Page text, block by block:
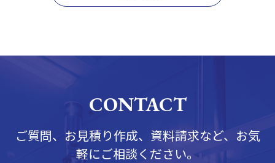
CONTACT
ご質問、お見積り作成、資料請求など、お気
軽にご相談ください。